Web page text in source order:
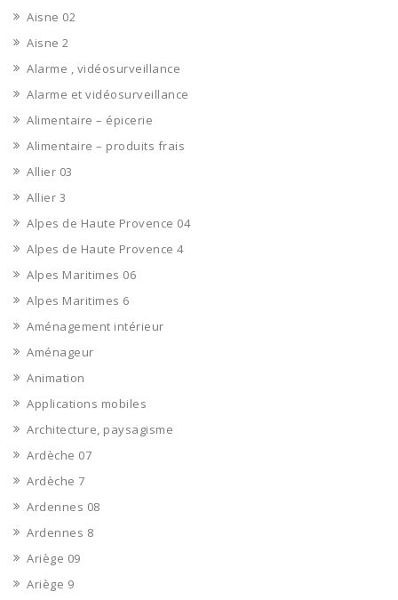
Aisne 02
Aisne 2
Alarme , vidéosurveillance
Alarme et vidéosurveillance
Alimentaire – épicerie
Alimentaire – produits frais
Allier 03
Allier 3
Alpes de Haute Provence 04
Alpes de Haute Provence 4
Alpes Maritimes 06
Alpes Maritimes 6
Aménagement intérieur
Aménageur
Animation
Applications mobiles
Architecture, paysagisme
Ardèche 07
Ardèche 7
Ardennes 08
Ardennes 8
Ariège 09
Ariège 9